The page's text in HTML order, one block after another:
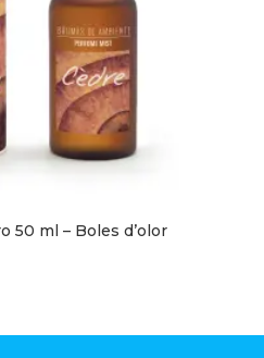
50 ml – Boles d’olor